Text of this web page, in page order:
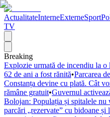
ActualitateInterneExterneSport
TV
Breaking
Explozie urmată de incendiu la
62 de ani a fost rănită•Parcarea
Constanța devine cu plată. Cât
rămâne gratuit•Guvernul
Bolojan: Populația și spitalele nu
parcări „rezervate” cu bidoane